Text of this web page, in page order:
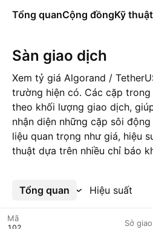
Tổng quanCộng đồngKỹ thuật
Sàn giao dịch
Xem tỷ giá Algorand /
trường hiện có. Các cặp
theo khối lượng giao dịch,
nhận diện những cặp sôi
liệu quan trọng như giá, hiệu
thuật dựa trên nhiều chỉ báo
Tổng quan Hiệu suất
Xem thêm
Mã Sở